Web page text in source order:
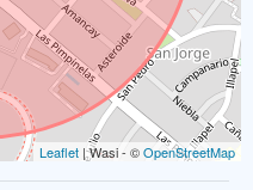
Leaflet | Wasi - ©OpenStreetMap